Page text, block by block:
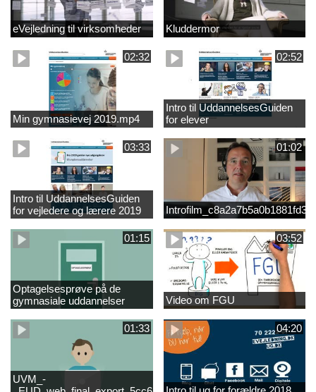
eVejledning til virksomheder Kluddermor
02:32
Min gymnasievej 2019.mp4
02:52
Intro til UddannelsesGuiden
for elever
03:33
Intro til UddannelsesGuiden
for vejledere og lærere 2019
01:02
01:15
Optagelsesprøve på de
gymnasiale uddannelser
03:52
Video om FGU
01:33
UVM_-
04:20